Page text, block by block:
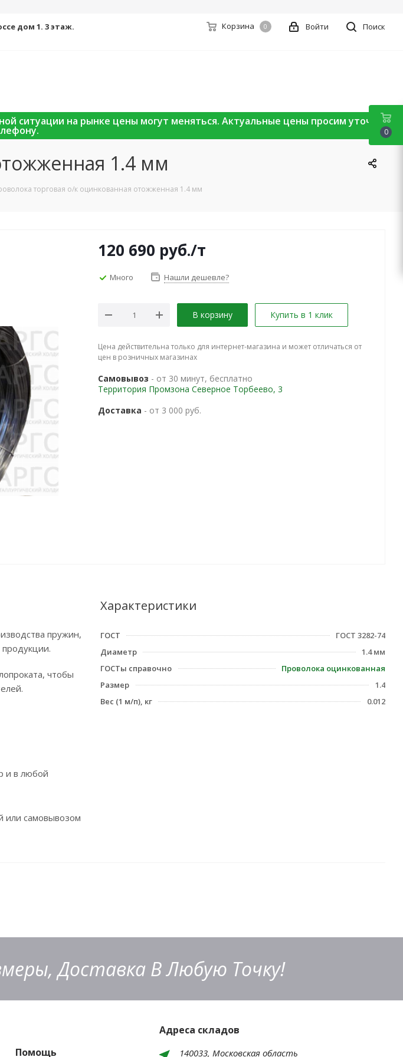
дом 1. 3 этаж.
Поиск
Войти
Корзина 0
ситуации на рынке цены могут меняться. Актуальные цены просим уточнять
1.4 мм
торговая о/к оцинкованная отожженная 1.4 мм
120 690 руб./т
Много Нашли дешевле?
В корзину Купить в 1 клик
Цена действительна только для интернет-магазина и может отличаться от
цен в розничных магазинах
Самовывоз - от 30 минут, бесплатно
Территория Промзона Северное Торбеево, 3
Доставка - от 3 000 руб.
пружин,
продукции.
чтобы
и в любой
или самовывозом
Характеристики
ГОСТ
ГОСТ 3282-74
Диаметр
1.4 мм
ГОСТы справочно
Проволока оцинкованная
Размер
1.4
Вес (1 м/п), кг
0.012
Доставка В Любую Точку!
Помощь
Адреса складов
140033, Московская область
0